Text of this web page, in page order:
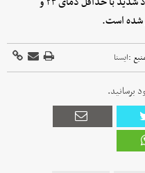
:ایسنا
برسانید.